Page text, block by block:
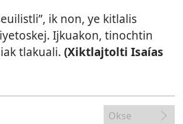
ik non, ye kitlalis
Ijkuakon, tinochtin
tlakuali. (Xiktlajtolti Isaías
Okse